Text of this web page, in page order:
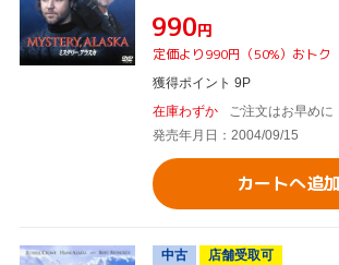
¥990円
定価より990円（50%）おトク
獲得ポイント 9P
在庫わずか
ご注文はお早めに
発売年月日：2004/09/15
カートへ追加
中古
店舗受取可